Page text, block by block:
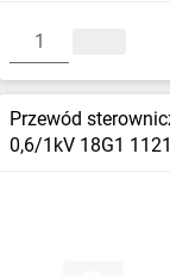
Przewód
0,6/1kV 18G1